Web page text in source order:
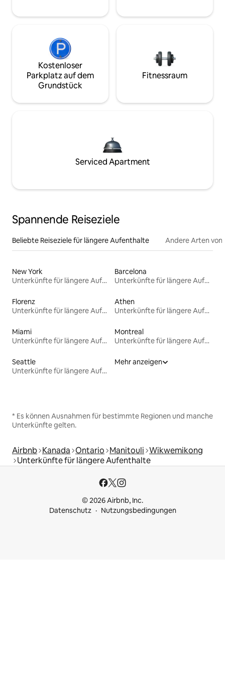
Kostenloser
Parkplatz auf dem
Grundstück
Fitnessraum
Serviced Apartment
Spannende Reiseziele
Beliebte Reiseziele für längere Aufenthalte Andere Arten
New York
Unterkünfte für längere Aufenthalte
Barcelona
Unterkünfte für längere Aufenthalte
Florenz
Unterkünfte für längere Aufenthalte
Athen
Unterkünfte für längere Aufenthalte
Miami
Unterkünfte für längere Aufenthalte
Montreal
Unterkünfte für längere Aufenthalte
Seattle
Unterkünfte für längere Aufenthalte
Mehr anzeigen
* Es können Ausnahmen für bestimmte Regionen und manche
Unterkünfte gelten.
Airbnb Kanada Ontario Manitouli Wikwemikong
Unterkünfte für längere Aufenthalte
© 2026 Airbnb, Inc.
Datenschutz
Nutzungsbedingungen